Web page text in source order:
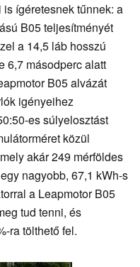
ígéretesnek tűnnek: a
B05 teljesítményét
a 14,5 láb hosszú
6,7 másodperc alatt
B05 alvázát
igényeihez
es súlyelosztást
közül
akár 249 mérföldes
nagyobb, 67,1 kWh-s
a Leapmotor B05
tud tenni, és
ra tölthető fel.